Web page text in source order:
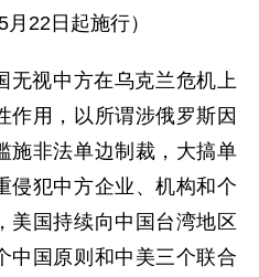
22日起施行）
无视中方在乌克兰危机上
作用，以所谓涉俄罗斯因
施非法单边制裁，大搞单
侵犯中方企业、机构和个
美国持续向中国台湾地区
中国原则和中美三个联合